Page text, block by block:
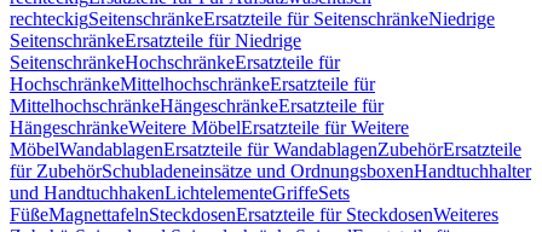
rechteckigSeitenschränkeErsatzteile für SeitenschränkeNiedrige
SeitenschränkeErsatzteile für Niedrige
SeitenschränkeHochschränkeErsatzteile für
HochschränkeMittelhochschränkeErsatzteile für
MittelhochschränkeHängeschränkeErsatzteile für
HängeschränkeWeitere MöbelErsatzteile für Weitere
MöbelWandablagenErsatzteile für WandablagenZubehörErsatzteile
für ZubehörSchubladeneinsätze und OrdnungsboxenHandtuchhalter
und HandtuchhakenLichtelementeGriffeSets
FüßeMagnettafelnSteckdosenErsatzteile für SteckdosenWeiteres